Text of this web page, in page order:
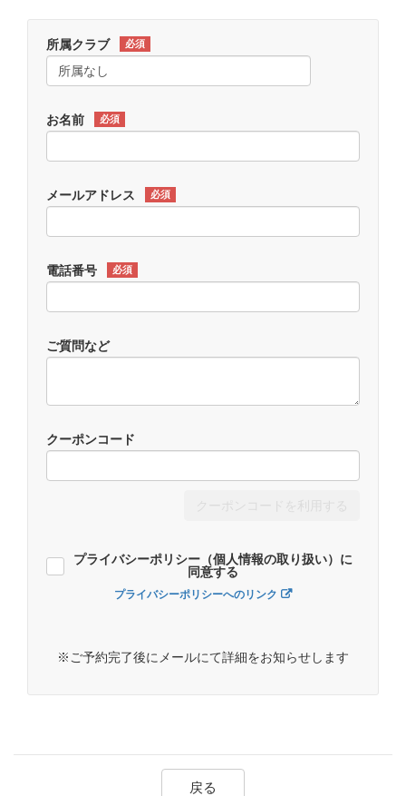
所属クラブ 必須
お名前 必須
メールアドレス 必須
電話番号 必須
ご質問など
クーポンコード
プライバシーポリシー（個人情報の取り扱い）に
同意する
プライバシーポリシーへのリンク
※ご予約完了後にメールにて詳細をお知らせします
戻る